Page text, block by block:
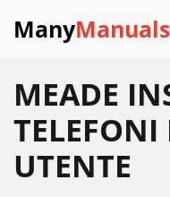
ManyManuals
MEADE
UTENTE